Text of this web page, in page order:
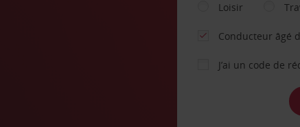
Loisir
Conducteur âgé
J’ai un code de